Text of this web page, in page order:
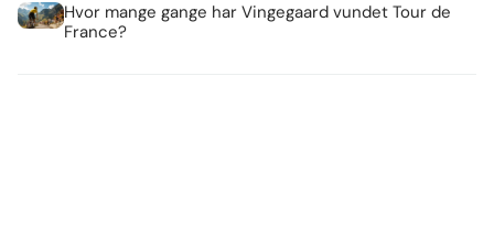
Hvor mange gange har Vingegaard vundet Tour de
France?